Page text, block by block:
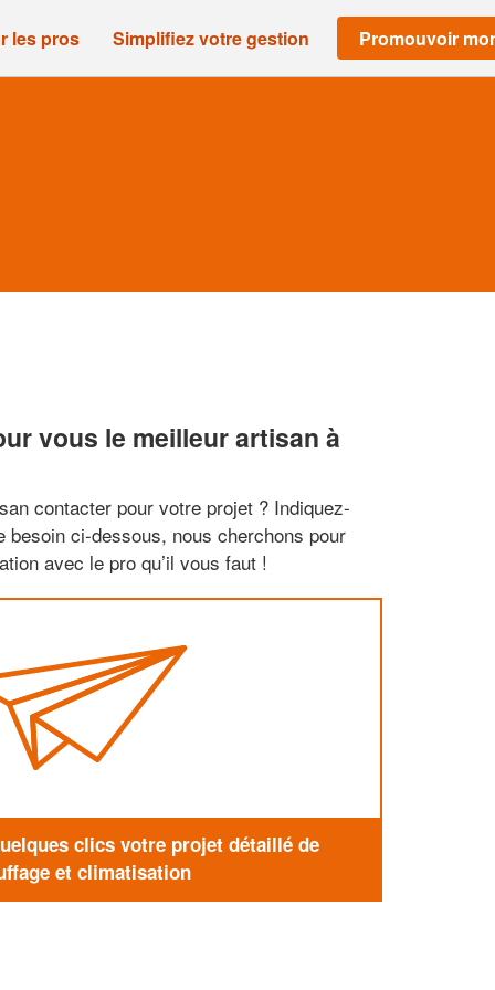
les pros Simplifiez votre gestion Promouvoir
vous le meilleur artisan à
contacter pour votre projet ? Indiquez-
besoin ci-dessous, nous cherchons pour
avec le pro qu’il vous faut !
clics votre projet détaillé de
et climatisation